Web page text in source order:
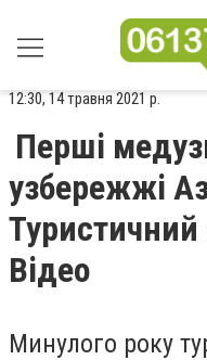
12:30, 14 травня 2021 р.
Перші
узбережжі
Туристичний
Відео
Минулого року